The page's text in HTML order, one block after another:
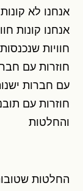
אנחנו לא
אנחנו קונות
חוויות
חוזרות עם
עם חברות
חוזרות עם
והחלטות
החלטות